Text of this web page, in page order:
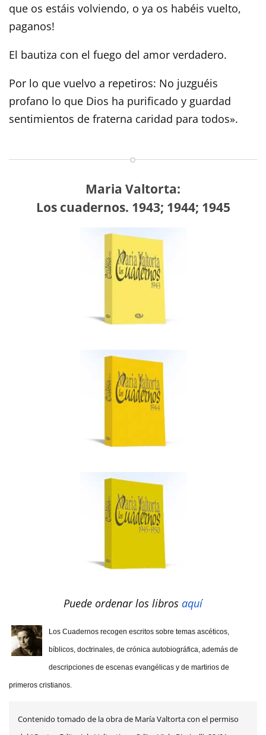
que os estáis volviendo, o ya os habéis vuelto,
paganos!
El bautiza con el fuego del amor verdadero.
Por lo que vuelvo a repetiros: No juzguéis
profano lo que Dios ha purificado y guardad
sentimientos de fraterna caridad para todos».
Maria Valtorta:
Los cuadernos. 1943; 1944; 1945
Puede ordenar los libros aquí
Los Cuadernos recogen escritos sobre temas ascéticos,
bíblicos, doctrinales, de crónica autobiográfica, además de
descripciones de escenas evangélicas y de martirios de
primeros cristianos.
Contenido tomado de la obra de María Valtorta con el permiso